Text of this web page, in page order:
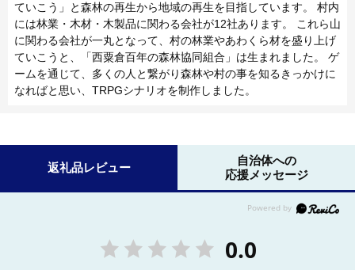
ていこう」と森林の再生から地域の再生を目指しています。 村内
には林業・木材・木製品に関わる会社が12社あります。 これら山
に関わる会社が一丸となって、村の林業やあわくら材を盛り上げ
ていこうと、「西粟倉百年の森林協同組合」は生まれました。 ゲ
ームを通じて、多くの人と繋がり森林や村の事を知るきっかけに
なればと思い、TRPGシナリオを制作しました。
返礼品レビュー
自治体への
応援メッセージ
0.0